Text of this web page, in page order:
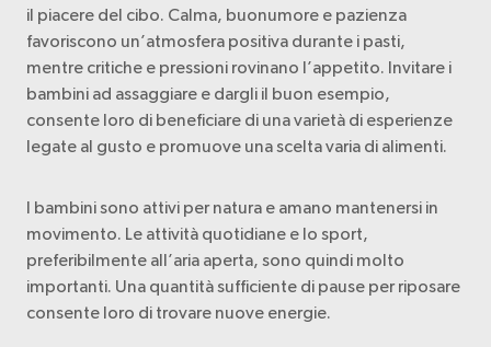
il piacere del cibo. Calma, buonumore e pazienza
favoriscono un’atmosfera positiva durante i pasti,
mentre critiche e pressioni rovinano l’appetito. Invitare i
bambini ad assaggiare e dargli il buon esempio,
consente loro di beneficiare di una varietà di esperienze
legate al gusto e promuove una scelta varia di alimenti.
I bambini sono attivi per natura e amano mantenersi in
movimento. Le attività quotidiane e lo sport,
preferibilmente all’aria aperta, sono quindi molto
importanti. Una quantità sufficiente di pause per riposare
consente loro di trovare nuove energie.